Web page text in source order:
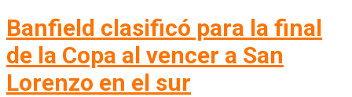
Banfield clasificó para la final
de la Copa al vencer a San
Lorenzo en el sur